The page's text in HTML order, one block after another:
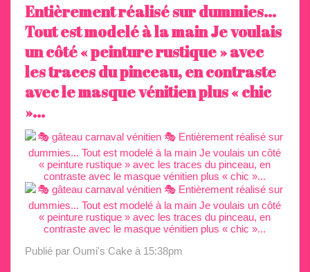
Entièrement réalisé sur dummies...
Tout est modelé à la main Je voulais
un côté « peinture rustique » avec
les traces du pinceau, en contraste
avec le masque vénitien plus « chic
»...
Publié par Oumi's Cake à 15:38pm